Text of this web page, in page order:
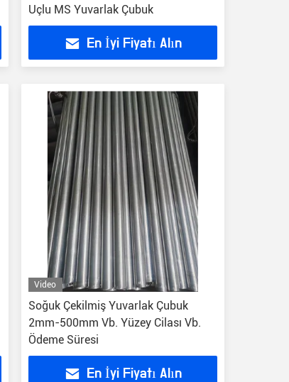
Uçlu MS Yuvarlak Çubuk
En İyi Fiyatı Alın
Video
Soğuk Çekilmiş Yuvarlak Çubuk
2mm-500mm Vb. Yüzey Cilası Vb.
Ödeme Süresi
En İyi Fiyatı Alın